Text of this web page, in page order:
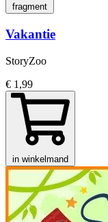
fragment
Vakantie
StoryZoo
€ 1,99
in winkelmand